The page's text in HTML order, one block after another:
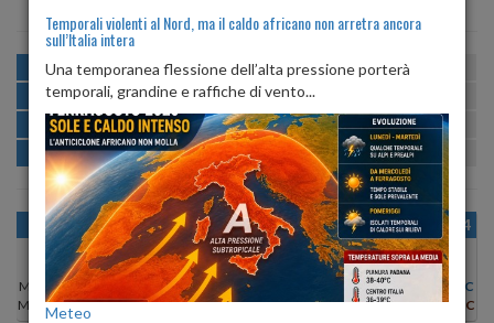
MATTINA min:19º max:28º U:
POMERIGGIO min:28º max:30º
SERA min:23º max:31º U:71% 82%
NOTTE min: 20º max:22º U:71%
OGGI
Min:
29°C
Max:30°C
DOM 09
Min:
Max:30°C
LUN 10
Min:28°C
Max:29°C
MAR 11
Min:
28°C
Max:30°C
MER 12
Max:30°C
GIO 13
Min:29°C
Max:30°C
VEN 14
28°C
Max:29°C
Temporali violenti al Nord, ma il caldo africano non arretra ancora
sull’Italia intera
Una temporanea flessione dell’alta pressione porterà
temporali, grandine e raffiche di vento...
Meteo